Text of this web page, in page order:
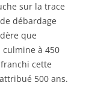
sur la trace
débardage
que
culmine à 450
cette
500 ans.